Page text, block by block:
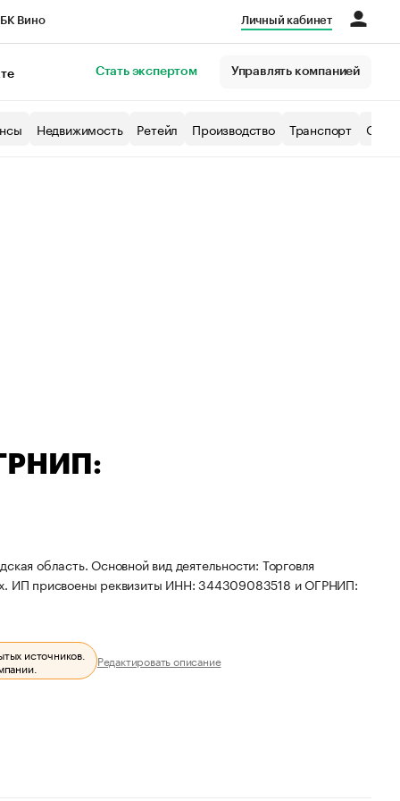
Вино Личный кабинет
Стать экспертом Управлять компанией
Недвижимость Ретейл Производство Транспорт
область. Основной вид деятельности: Торговля
ИП присвоены реквизиты ИНН: 344309083518 и ОГРНИП:
источников.
Редактировать описание